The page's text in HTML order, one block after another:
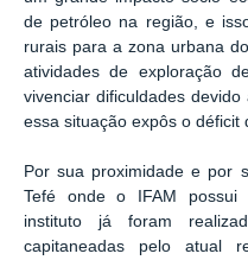
de petróleo na região, e
rurais para a zona urbana
atividades de exploração
vivenciar dificuldades
essa situação expôs o
Por sua proximidade e por
Tefé onde o IFAM possui
instituto já foram
capitaneadas pelo atual